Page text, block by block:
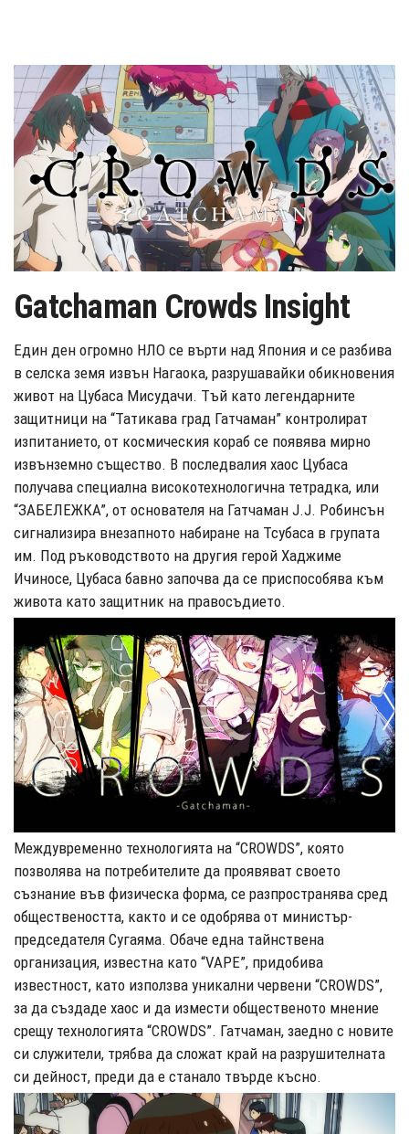
Gatchaman Crowds Insight
Един ден огромно НЛО се върти над Япония и се разбива
в селска земя извън Нагаока, разрушавайки обикновения
живот на Цубаса Мисудачи. Тъй като легендарните
защитници на “Татикава град Гатчаман” контролират
изпитанието, от космическия кораб се появява мирно
извънземно същество. В последвалия хаос Цубаса
получава специална високотехнологична тетрадка, или
“ЗАБЕЛЕЖКА”, от основателя на Гатчаман J.J. Робинсън
сигнализира внезапното набиране на Тсубаса в групата
им. Под ръководството на другия герой Хаджиме
Ичиносе, Цубаса бавно започва да се приспособява към
живота като защитник на правосъдието.
Междувременно технологията на “CROWDS”, която
позволява на потребителите да проявяват своето
съзнание във физическа форма, се разпространява сред
обществеността, както и се одобрява от министър-
председателя Сугаяма. Обаче една тайнствена
организация, известна като “VAPE”, придобива
известност, като използва уникални червени “CROWDS”,
за да създаде хаос и да измести общественото мнение
срещу технологията “CROWDS”. Гатчаман, заедно с новите
си служители, трябва да сложат край на разрушителната
си дейност, преди да е станало твърде късно.